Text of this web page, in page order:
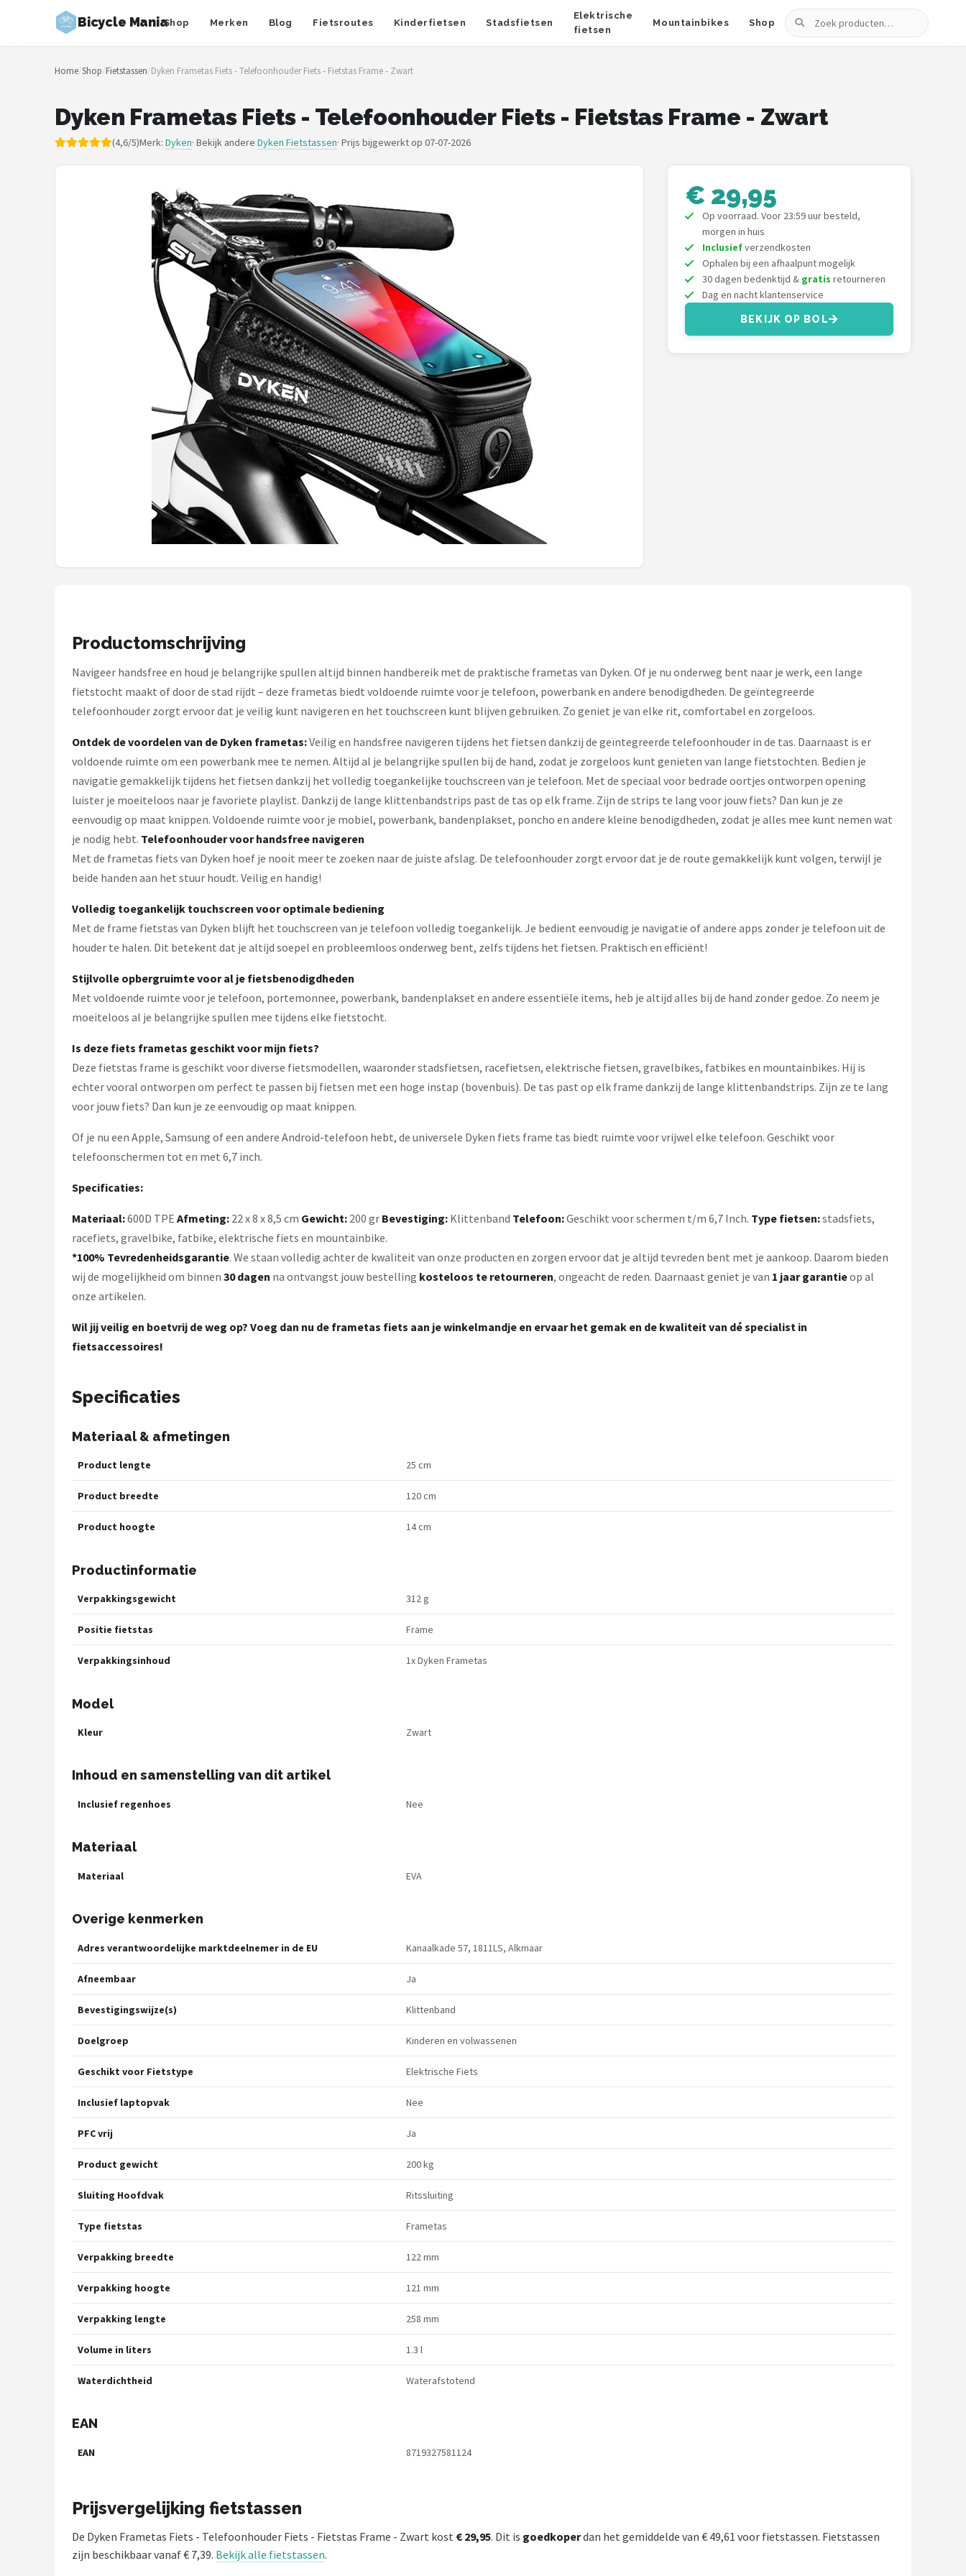
Bicycle ManiaShop Merken Blog Fietsroutes Kinderfietsen Stadsfietsen
Elektrische
fietsen
Mountainbikes Shop
Zoeken
Zoeken
NAVIGATIE
Merken
Schwalbe
Shimano
Alle merken →
Home/Shop/Fietstassen/Dyken Frametas Fiets - Telefoonhouder Fiets - Fietstas Frame - Zwart
Dyken Frametas Fiets - Telefoonhouder Fiets - Fietstas Frame - Zwart
(4,6/5)Merk: Dyken· Bekijk andere Dyken Fietstassen· Prijs bijgewerkt op 07-07-2026
€ 29,95
Op voorraad. Voor 23:59 uur besteld,
morgen in huis
Inclusiefverzendkosten
Ophalen bij een afhaalpunt mogelijk
30 dagen bedenktijd & gratis retourneren
Dag en nacht klantenservice
BEKIJK OP BOL
Productomschrijving
Navigeer handsfree en houd je belangrijke spullen altijd binnen handbereik met de praktische frametas van Dyken. Of je nu onderweg bent naar je werk, een lange
fietstocht maakt of door de stad rijdt – deze frametas biedt voldoende ruimte voor je telefoon, powerbank en andere benodigdheden. De geïntegreerde
telefoonhouder zorgt ervoor dat je veilig kunt navigeren en het touchscreen kunt blijven gebruiken. Zo geniet je van elke rit, comfortabel en zorgeloos.
Ontdek de voordelen van de Dyken frametas:Veilig en handsfree navigeren tijdens het fietsen dankzij de geïntegreerde telefoonhouder in de tas. Daarnaast is er
voldoende ruimte om een powerbank mee te nemen. Altijd al je belangrijke spullen bij de hand, zodat je zorgeloos kunt genieten van lange fietstochten. Bedien je
navigatie gemakkelijk tijdens het fietsen dankzij het volledig toegankelijke touchscreen van je telefoon. Met de speciaal voor bedrade oortjes ontworpen opening
luister je moeiteloos naar je favoriete playlist. Dankzij de lange klittenbandstrips past de tas op elk frame. Zijn de strips te lang voor jouw fiets? Dan kun je ze
eenvoudig op maat knippen. Voldoende ruimte voor je mobiel, powerbank, bandenplakset, poncho en andere kleine benodigdheden, zodat je alles mee kunt nemen wat
je nodig hebt. Telefoonhouder voor handsfree navigeren
Met de frametas fiets van Dyken hoef je nooit meer te zoeken naar de juiste afslag. De telefoonhouder zorgt ervoor dat je de route gemakkelijk kunt volgen, terwijl je
beide handen aan het stuur houdt. Veilig en handig!
Volledig toegankelijk touchscreen voor optimale bediening
Met de frame fietstas van Dyken blijft het touchscreen van je telefoon volledig toegankelijk. Je bedient eenvoudig je navigatie of andere apps zonder je telefoon uit de
houder te halen. Dit betekent dat je altijd soepel en probleemloos onderweg bent, zelfs tijdens het fietsen. Praktisch en efficiënt!
Stijlvolle opbergruimte voor al je fietsbenodigdheden
Met voldoende ruimte voor je telefoon, portemonnee, powerbank, bandenplakset en andere essentiële items, heb je altijd alles bij de hand zonder gedoe. Zo neem je
moeiteloos al je belangrijke spullen mee tijdens elke fietstocht.
Is deze fiets frametas geschikt voor mijn fiets?
Deze fietstas frame is geschikt voor diverse fietsmodellen, waaronder stadsfietsen, racefietsen, elektrische fietsen, gravelbikes, fatbikes en mountainbikes. Hij is
echter vooral ontworpen om perfect te passen bij fietsen met een hoge instap (bovenbuis). De tas past op elk frame dankzij de lange klittenbandstrips. Zijn ze te lang
voor jouw fiets? Dan kun je ze eenvoudig op maat knippen.
Of je nu een Apple, Samsung of een andere Android-telefoon hebt, de universele Dyken fiets frame tas biedt ruimte voor vrijwel elke telefoon. Geschikt voor
telefoonschermen tot en met 6,7 inch.
Specificaties:
Materiaal:600D TPE Afmeting: 22 x 8 x 8,5 cm Gewicht: 200 gr Bevestiging: Klittenband Telefoon:Geschikt voor schermen t/m 6,7 Inch. Type fietsen:stadsfiets,
racefiets, gravelbike, fatbike, elektrische fiets en mountainbike.
*100% Tevredenheidsgarantie. We staan volledig achter de kwaliteit van onze producten en zorgen ervoor dat je altijd tevreden bent met je aankoop. Daarom bieden
wij de mogelijkheid om binnen 30 dagen na ontvangst jouw bestelling kosteloos te retourneren, ongeacht de reden. Daarnaast geniet je van 1 jaar garantieop al
onze artikelen.
Wil jij veilig en boetvrij de weg op? Voeg dan nu de frametas fiets aan je winkelmandje en ervaar het gemak en de kwaliteit van dé specialist in
fietsaccessoires!
Specificaties
Materiaal & afmetingen
Product lengte 25 cm
Product breedte 120 cm
Product hoogte 14 cm
Productinformatie
Verpakkingsgewicht 312 g
Positie fietstas Frame
Verpakkingsinhoud 1x Dyken Frametas
Model
Kleur Zwart
Inhoud en samenstelling van dit artikel
Inclusief regenhoes Nee
Materiaal
Materiaal EVA
Overige kenmerken
Adres verantwoordelijke marktdeelnemer in de EU Kanaalkade 57, 1811LS, Alkmaar
Afneembaar Ja
Bevestigingswijze(s) Klittenband
Doelgroep Kinderen en volwassenen
Geschikt voor Fietstype Elektrische Fiets
Inclusief laptopvak Nee
PFC vrij Ja
Product gewicht 200 kg
Sluiting Hoofdvak Ritssluiting
Type fietstas Frametas
Verpakking breedte 122 mm
Verpakking hoogte 121 mm
Verpakking lengte 258 mm
Volume in liters 1.3 l
Waterdichtheid Waterafstotend
EAN
EAN 8719327581124
Prijsvergelijking fietstassen
De Dyken Frametas Fiets - Telefoonhouder Fiets - Fietstas Frame - Zwart kost € 29,95. Dit is goedkoperdan het gemiddelde van € 49,61 voor fietstassen. Fietstassen
zijn beschikbaar vanaf € 7,39. Bekijk alle fietstassen.